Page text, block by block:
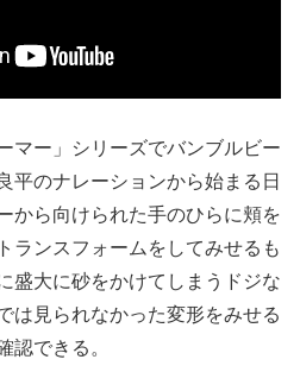
マー」シリーズでバンブルビー
平のナレーションから始まる日
から向けられた手のひらに頬を
ランスフォームをしてみせるも
盛大に砂をかけてしまうドジな
は見られなかった変形をみせる
認できる。